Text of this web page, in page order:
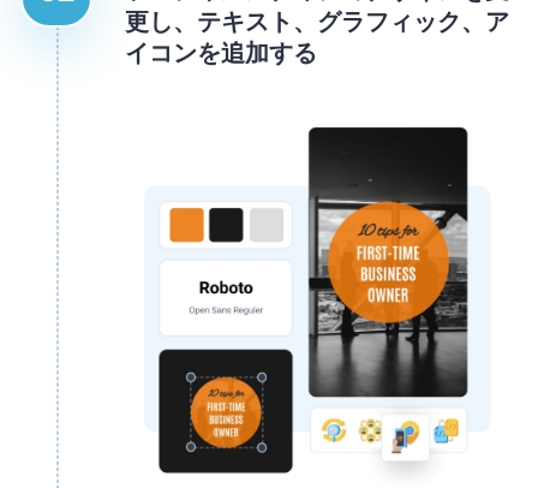
更し、テキスト、グラフィック、ア
イコンを追加する